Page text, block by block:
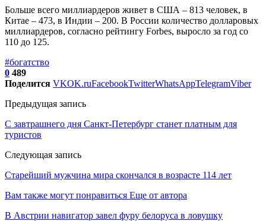
Больше всего миллиардеров живет в США – 813 человек, в
Китае – 473, в Индии – 200. В России количество долларовых
миллиардеров, согласно рейтингу Forbes, выросло за год со
110 до 125.
#богатство
0 489
Поделится VKOK.ruFacebookTwitterWhatsAppTelegramViber
Предыдущая запись
С завтрашнего дня Санкт-Петербург станет платным для
туристов
Следующая запись
Старейший мужчина мира скончался в возрасте 114 лет
Вам также могут понравиться Еще от автора
В Австрии навигатор завел фуру белоруса в ловушку